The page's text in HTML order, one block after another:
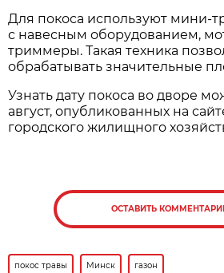
Для покоса используют мини-
с навесным оборудованием,
триммеры. Такая техника
обрабатывать значительные
Узнать дату покоса во дворе
август, опубликованных на
городского жилищного
ОСТАВИТЬ
покос травы Минск газон